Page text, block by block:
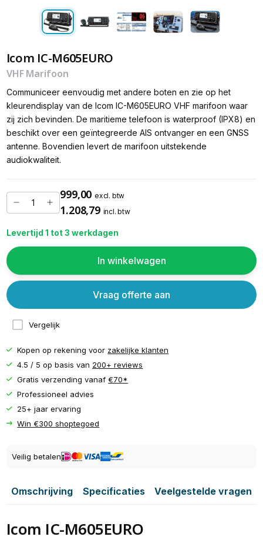
Icom IC-M605EURO
VHF Marifoon
Communiceer eenvoudig met andere boten en zie op het
kleurendisplay van de Icom IC-M605EURO VHF marifoon waar
zij zich bevinden. De maritieme telefoon is waterproof (IPX8) en
beschikt over een geïntegreerde AIS ontvanger en een GNSS
antenne. Bovendien levert de marifoon uitstekende
audiokwaliteit.
999,00 excl. btw
1.208,79 incl. btw
Levertijd 1 tot 3 werkdagen
In winkelwagen
Vergelijk
Vraag offerte aan
Kopen op rekening voor zakelijke klanten
4.5 / 5 op basis van 200+ reviews
Gratis verzending vanaf€70*
Professioneel advies
25+ jaar ervaring
Win €300 shoptegoed
Veilig betalen
Omschrijving Specificaties Veelgestelde vragen
Icom IC-M605EURO